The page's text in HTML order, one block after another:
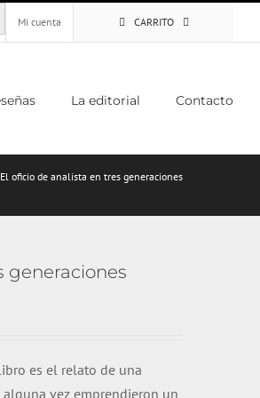
Mi cuenta
CARRITO
La editorial Contacto
oficio de analista en tres generaciones
generaciones
es el relato de una
vez emprendieron un